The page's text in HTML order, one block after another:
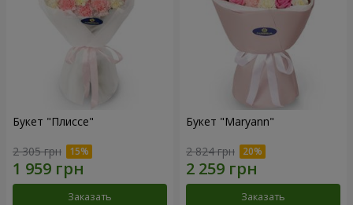
Букет "Плиссе"
2 305 грн
Заказать
Букет "Maryann"
2 824 грн
Заказать